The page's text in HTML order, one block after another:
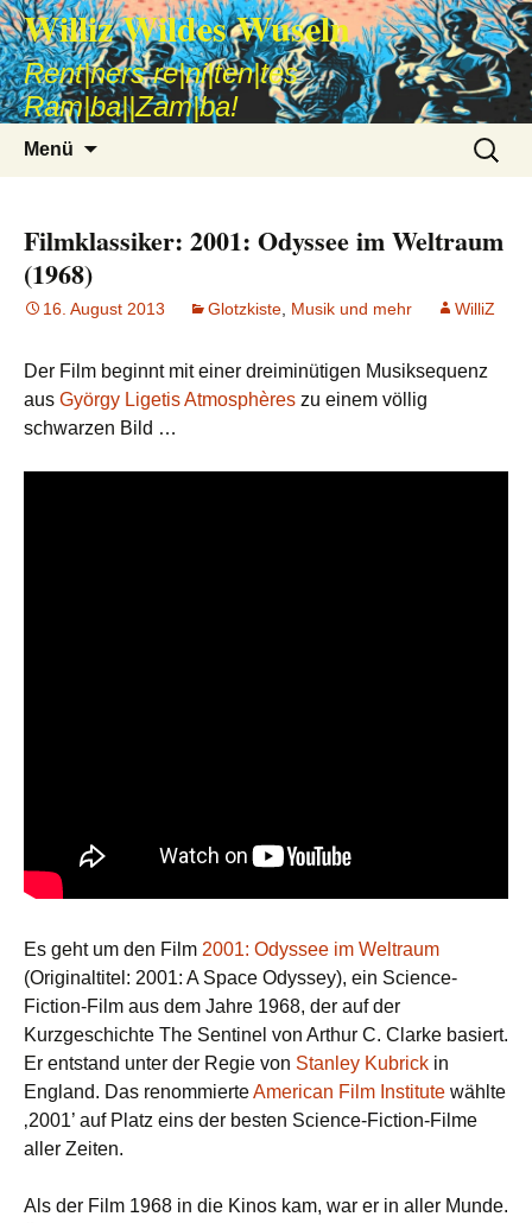
Williz Wildes Wuseln
Rent|ners re|ni|ten|tes
Ram|ba||Zam|ba!
Menü
Suche
nach:
Filmklassiker: 2001: Odyssee im Weltraum
(1968)
16. August 2013 Glotzkiste Musik und mehr WilliZ
Der Film beginnt mit einer dreiminütigen Musiksequenz
aus György LigetisAtmosphères zu einem völlig
schwarzen Bild …
Es geht um den Film 2001: Odyssee im Weltraum
(Originaltitel: 2001: A Space Odyssey), ein Science-
Fiction-Film aus dem Jahre 1968, der auf der
Kurzgeschichte The Sentinel von Arthur C. Clarke basiert.
Er entstand unter der Regie von Stanley Kubrick in
England. Das renommierteAmerican Film Institute wählte
‚2001’ auf Platz eins der besten Science-Fiction-Filme
aller Zeiten.
Als der Film 1968 in die Kinos kam, war er in aller Munde.